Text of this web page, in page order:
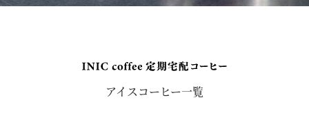
アイスコーヒー一覧